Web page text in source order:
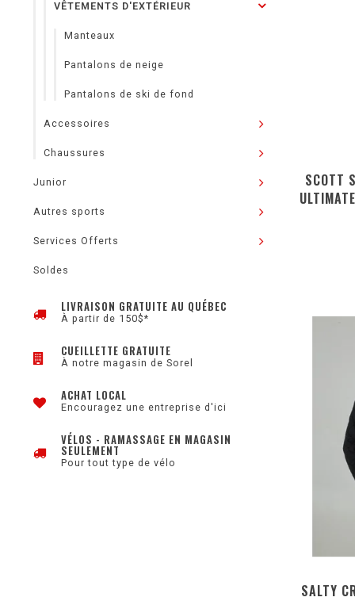
VÊTEMENTS D'EXTÉRIEUR
Manteaux
Pantalons de neige
Pantalons de ski de fond
Accessoires
Chaussures
Junior
Autres sports
Services Offerts
Soldes
LIVRAISON GRATUITE AU QUÉBEC
À partir de 150$*
CUEILLETTE GRATUITE
À notre magasin de Sorel
ACHAT LOCAL
Encouragez une entreprise d'ici
VÉLOS - RAMASSAGE EN MAGASIN
SEULEMENT
Pour tout type de vélo
SCOTT
SALTY